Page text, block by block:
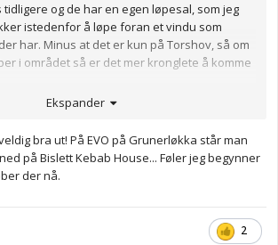
og de har en egen løpesal, som jeg
istedenfor å løpe foran et vindu som
har. Minus at det er kun på Torshov, så om
i området så er det mer kronglete å komme
Ekspander
bra ut! På EVO på Grunerløkka står man
på Bislett Kebab House... Føler jeg begynner
der nå.
2